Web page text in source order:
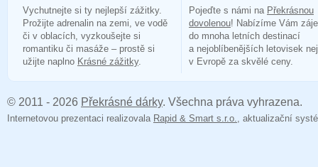
Vychutnejte si ty nejlepší zážitky.
Prožijte adrenalin na zemi, ve vodě
či v oblacích, vyzkoušejte si
romantiku či masáže – prostě si
užijte naplno Krásné zážitky.
Pojeďte s námi na Překrásnou
dovolenou! Nabízíme Vám
do mnoha letních destinací
a nejoblíbenějších letovisek
v Evropě za skvělé ceny.
© 2011 - 2026 Překrásné dárky. Všechna práva vyhrazena.
Internetovou prezentaci realizovala Rapid & Smart s.r.o. , aktualizační